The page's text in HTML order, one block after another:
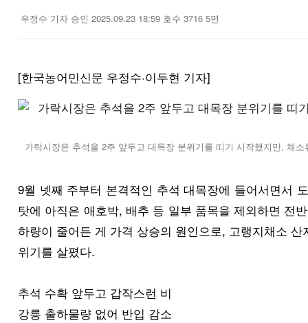
우정수 기자 승인 2025.09.23 18:59 호수 3716 5면
[한국농어민신문 우정수·이두현 기자]
가락시장은 추석을 2주 앞두고 대목장 분위기를 띠기 시작했지만, 채
9월 넷째 주부터 본격적인 추석 대목장에 들어서면서
탓에 아직은 애호박, 배추 등 일부 품목을 제외하면 전
하량이 줄어든 게 가격 상승의 원인으로, 고랭지채소
위기를 살폈다.
추석 수확 앞두고 갑작스런 비
강릉 출하물량 없어 반입 감소